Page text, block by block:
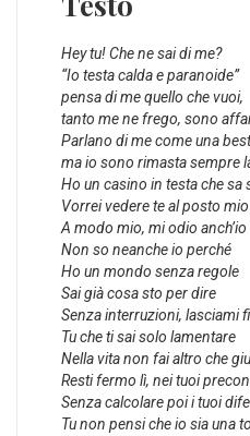
Hey tu! Che ne sai di me?
“Io testa calda e paranoide”
pensa di me quello che vuoi,
tanto me ne frego, sono
Parlano di me come una
ma io sono rimasta sempre
Ho un casino in testa che sa
Vorrei vedere te al posto mio
A modo mio, mi odio anch’io
Non so neanche io perché
Ho un mondo senza regole
Sai già cosa sto per dire
Senza interruzioni, lasciami
Tu che ti sai solo lamentare
Nella vita non fai altro che
Resti fermo lì, nei tuoi
Senza calcolare poi i tuoi
Tu non pensi che io sia una